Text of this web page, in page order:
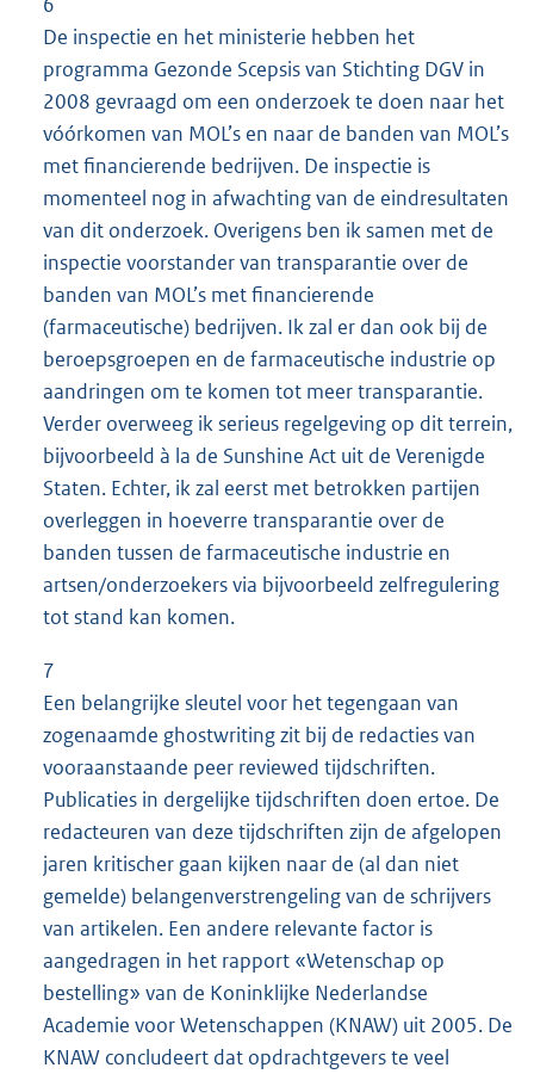
De inspectie en het ministerie hebben het
programma Gezonde Scepsis van Stichting DGV in
2008 gevraagd om een onderzoek te doen naar het
vóórkomen van MOL’s en naar de banden van MOL’s
met financierende bedrijven. De inspectie is
momenteel nog in afwachting van de eindresultaten
van dit onderzoek. Overigens ben ik samen met de
inspectie voorstander van transparantie over de
banden van MOL’s met financierende
(farmaceutische) bedrijven. Ik zal er dan ook bij de
beroepsgroepen en de farmaceutische industrie op
aandringen om te komen tot meer transparantie.
Verder overweeg ik serieus regelgeving op dit terrein,
bijvoorbeeld à la de Sunshine Act uit de Verenigde
Staten. Echter, ik zal eerst met betrokken partijen
overleggen in hoeverre transparantie over de
banden tussen de farmaceutische industrie en
artsen/onderzoekers via bijvoorbeeld zelfregulering
tot stand kan komen.
7
Een belangrijke sleutel voor het tegengaan van
zogenaamde ghostwriting zit bij de redacties van
vooraanstaande peer reviewed tijdschriften.
Publicaties in dergelijke tijdschriften doen ertoe. De
redacteuren van deze tijdschriften zijn de afgelopen
jaren kritischer gaan kijken naar de (al dan niet
gemelde) belangenverstrengeling van de schrijvers
van artikelen. Een andere relevante factor is
aangedragen in het rapport «Wetenschap op
bestelling» van de Koninklijke Nederlandse
Academie voor Wetenschappen (KNAW) uit 2005. De
KNAW concludeert dat opdrachtgevers te veel